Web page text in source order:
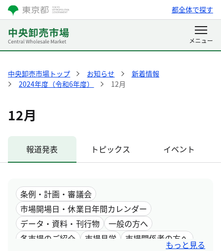
都全体で探す
中央卸売市場トップ お知らせ
新着情報
2024年度（令和6年度）
12月
12月
報道発表 トピックス イベント
条例・計画・審議会
市場開場日・休業日年間カレンダー
データ・資料・刊行物
一般の方へ
各市場のご紹介
市場見学
市場関係者の方へ
もっと見る